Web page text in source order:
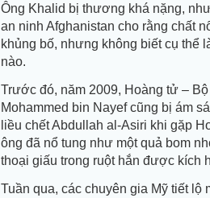
Ông Khalid bị thương khá nặng,
an ninh Afghanistan cho rằng chất
khủng bố, nhưng không biết cụ thể
nào.
Trước đó, năm 2009, Hoàng tử –
Mohammed bin Nayef cũng bị ám
liều chết Abdullah al-Asiri khi gặp
ông đã nổ tung như một quả bom
thoại giấu trong ruột hắn được kích
Tuần qua, các chuyên gia Mỹ tiết